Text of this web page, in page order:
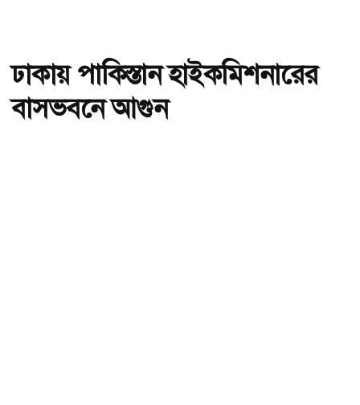
ঢাকায় পাকিস্তান হাইকমিশনারের
বাসভবনে আগুন